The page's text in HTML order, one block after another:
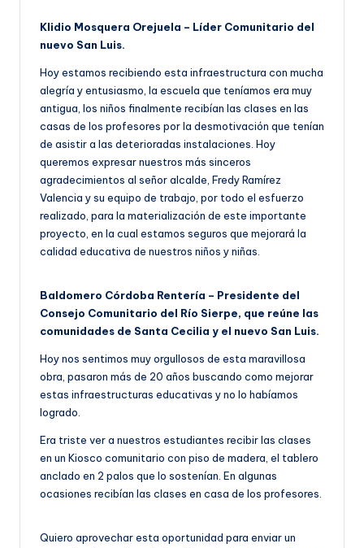
Klidio Mosquera Orejuela – Líder Comunitario del
nuevo San Luis.
Hoy estamos recibiendo esta infraestructura con mucha
alegría y entusiasmo, la escuela que teníamos era muy
antigua, los niños finalmente recibían las clases en las
casas de los profesores por la desmotivación que tenían
de asistir a las deterioradas instalaciones. Hoy
queremos expresar nuestros más sinceros
agradecimientos al señor alcalde, Fredy Ramírez
Valencia y su equipo de trabajo, por todo el esfuerzo
realizado, para la materialización de este importante
proyecto, en la cual estamos seguros que mejorará la
calidad educativa de nuestros niños y niñas.
Baldomero Córdoba Rentería – Presidente del
Consejo Comunitario del Río Sierpe, que reúne las
comunidades de Santa Cecilia y el nuevo San Luis.
Hoy nos sentimos muy orgullosos de esta maravillosa
obra, pasaron más de 20 años buscando como mejorar
estas infraestructuras educativas y no lo habíamos
logrado.
Era triste ver a nuestros estudiantes recibir las clases
en un Kiosco comunitario con piso de madera, el tablero
anclado en 2 palos que lo sostenían. En algunas
ocasiones recibían las clases en casa de los profesores.
Quiero aprovechar esta oportunidad para enviar un